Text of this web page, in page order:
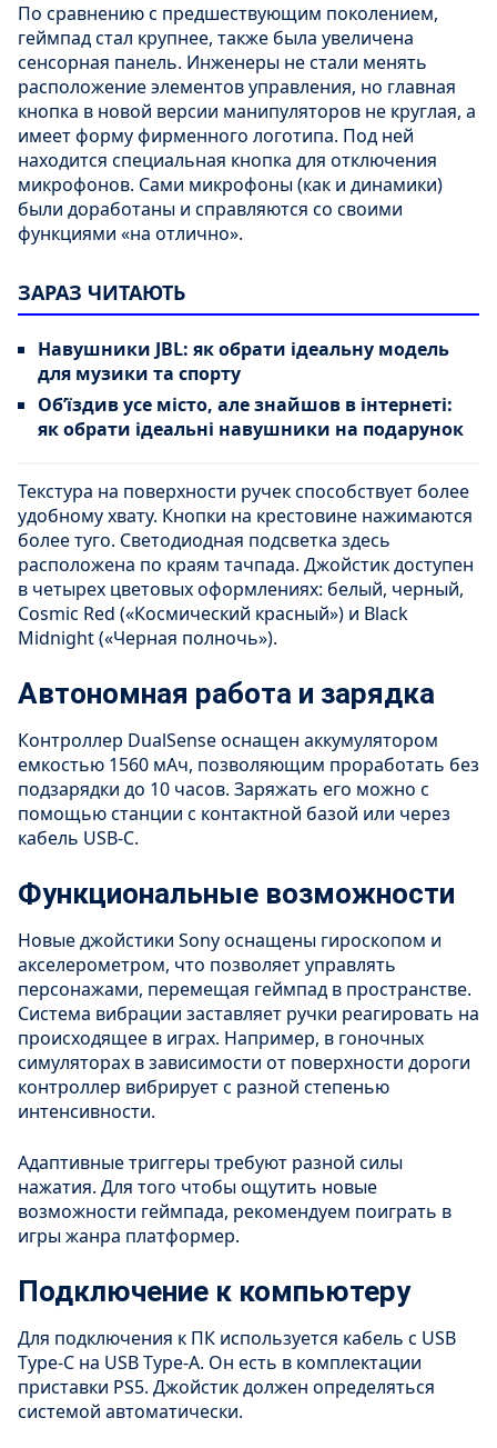
По сравнению с предшествующим поколением,
геймпад стал крупнее, также была увеличена
сенсорная панель. Инженеры не стали менять
расположение элементов управления, но главная
кнопка в новой версии манипуляторов не круглая, а
имеет форму фирменного логотипа. Под ней
находится специальная кнопка для отключения
микрофонов. Сами микрофоны (как и динамики)
были доработаны и справляются со своими
функциями «на отлично».
ЗАРАЗ ЧИТАЮТЬ
Навушники JBL: як обрати ідеальну модель
для музики та спорту
Об’їздив усе місто, але знайшов в інтернеті:
як обрати ідеальні навушники на подарунок
Текстура на поверхности ручек способствует более
удобному хвату. Кнопки на крестовине нажимаются
более туго. Светодиодная подсветка здесь
расположена по краям тачпада. Джойстик доступен
в четырех цветовых оформлениях: белый, черный,
Cosmic Red («Космический красный») и Black
Midnight («Черная полночь»).
Автономная работа и зарядка
Контроллер DualSense оснащен аккумулятором
емкостью 1560 мАч, позволяющим проработать без
подзарядки до 10 часов. Заряжать его можно с
помощью станции с контактной базой или через
кабель USB-C.
Функциональные возможности
Новые джойстики Sony оснащены гироскопом и
акселерометром, что позволяет управлять
персонажами, перемещая геймпад в пространстве.
Система вибрации заставляет ручки реагировать на
происходящее в играх. Например, в гоночных
симуляторах в зависимости от поверхности дороги
контроллер вибрирует с разной степенью
интенсивности.
Адаптивные триггеры требуют разной силы
нажатия. Для того чтобы ощутить новые
возможности геймпада, рекомендуем поиграть в
игры жанра платформер.
Подключение к компьютеру
Для подключения к ПК используется кабель с USB
Type-C на USB Type-A. Он есть в комплектации
приставки PS5. Джойстик должен определяться
системой автоматически.